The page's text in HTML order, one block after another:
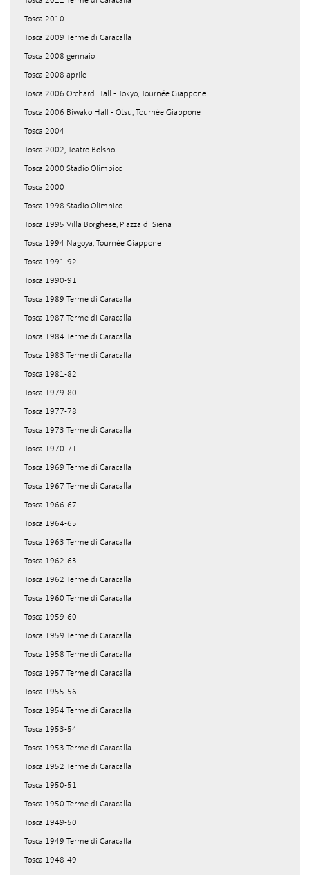
Tosca 2010
Tosca 2009 Terme di Caracalla
Tosca 2008 gennaio
Tosca 2008 aprile
Tosca 2006 Orchard Hall - Tokyo, Tournée Giappone
Tosca 2006 Biwako Hall - Otsu, Tournée Giappone
Tosca 2004
Tosca 2002, Teatro Bolshoi
Tosca 2000 Stadio Olimpico
Tosca 2000
Tosca 1998 Stadio Olimpico
Tosca 1995 Villa Borghese, Piazza di Siena
Tosca 1994 Nagoya, Tournée Giappone
Tosca 1991-92
Tosca 1990-91
Tosca 1989 Terme di Caracalla
Tosca 1987 Terme di Caracalla
Tosca 1984 Terme di Caracalla
Tosca 1983 Terme di Caracalla
Tosca 1981-82
Tosca 1979-80
Tosca 1977-78
Tosca 1973 Terme di Caracalla
Tosca 1970-71
Tosca 1969 Terme di Caracalla
Tosca 1967 Terme di Caracalla
Tosca 1966-67
Tosca 1964-65
Tosca 1963 Terme di Caracalla
Tosca 1962-63
Tosca 1962 Terme di Caracalla
Tosca 1960 Terme di Caracalla
Tosca 1959-60
Tosca 1959 Terme di Caracalla
Tosca 1958 Terme di Caracalla
Tosca 1957 Terme di Caracalla
Tosca 1955-56
Tosca 1954 Terme di Caracalla
Tosca 1953-54
Tosca 1953 Terme di Caracalla
Tosca 1952 Terme di Caracalla
Tosca 1950-51
Tosca 1950 Terme di Caracalla
Tosca 1949-50
Tosca 1949 Terme di Caracalla
Tosca 1948-49